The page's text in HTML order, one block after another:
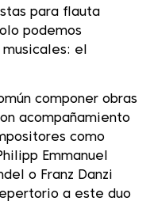
para flauta
podemos
el
componer obras
acompañamiento
como
Emmanuel
o Franz Danzi
a este duo